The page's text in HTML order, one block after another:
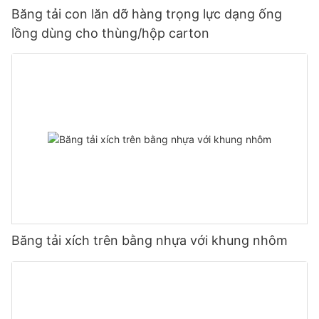
Băng tải con lăn dỡ hàng trọng lực dạng ống
lồng dùng cho thùng/hộp carton
Băng tải xích trên bằng nhựa với khung nhôm